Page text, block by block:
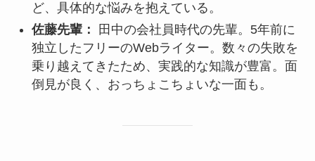
ど、具体的な悩みを抱えている。
佐藤先輩：
田中の会社員時代の先輩。5年前に
独立したフリーのWebライター。数々の失敗を
乗り越えてきたため、実践的な知識が豊富。面
倒見が良く、おっちょこちょいな一面も。